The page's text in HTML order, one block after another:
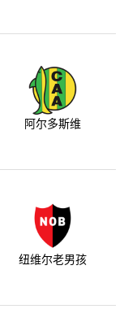
阿尔多斯维
纽维尔老男孩